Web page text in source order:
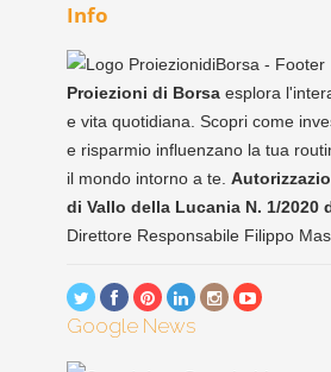
Info
Proiezioni di Borsa esplora
e vita quotidiana. Scopri come
e risparmio influenzano la tua
il mondo intorno a te.
di Vallo della Lucania N. 1/2020
Direttore Responsabile Filippo
Google News